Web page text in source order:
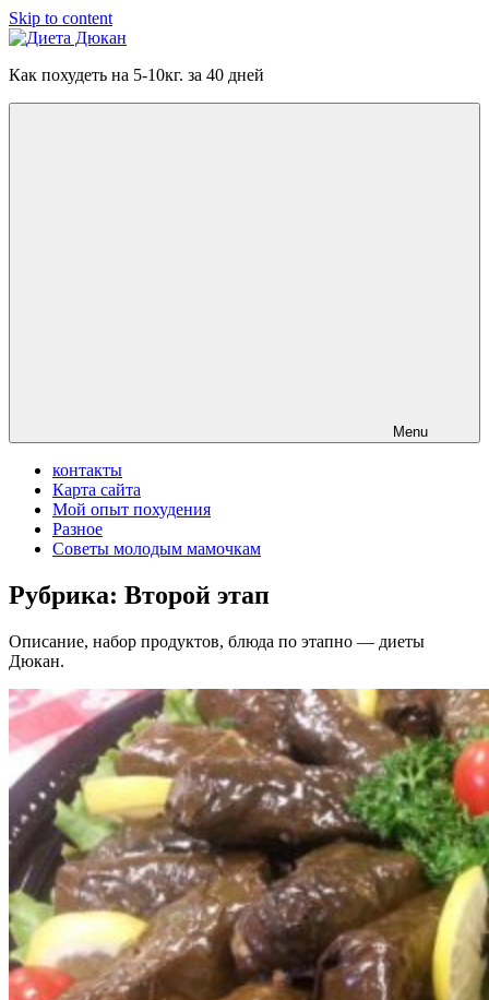
Skip to content
Диета
Как похудеть на 5-10кг. за 40 дней
Menu
контакты
Карта сайта
Мой опыт похудения
Разное
Советы молодым мамочкам
Рубрика: Второй этап
Описание, набор продуктов, блюда по этапно — диеты
Дюкан.